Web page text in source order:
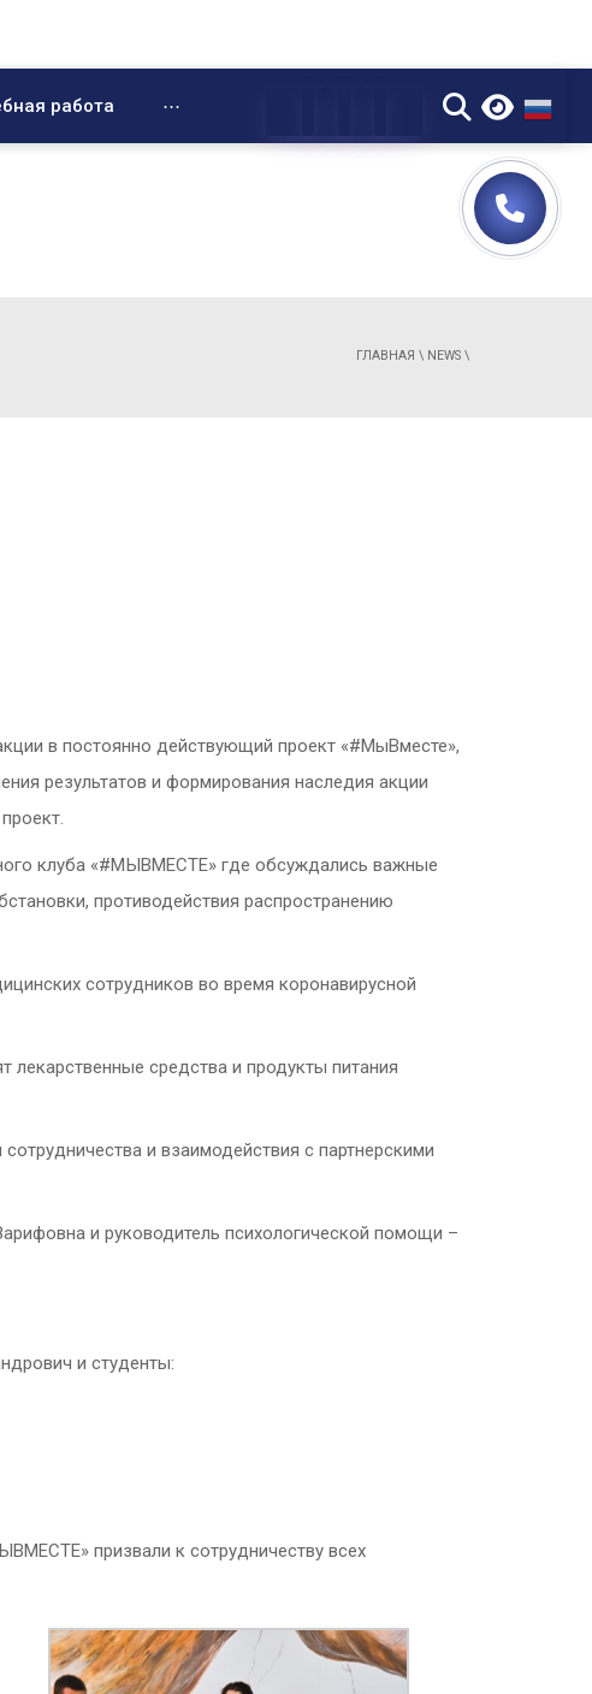
работа ⋯ ▼
ГЛАВНАЯ \ NEWS \
в постоянно действующий проект «#МыВместе»,
результатов и формирования наследия акции
клуба «#МЫВМЕСТЕ» где обсуждались важные
противодействия распространению
сотрудников во время коронавирусной
средства и продукты питания
и взаимодействия с партнерскими
и руководитель психологической помощи –
и студенты:
призвали к сотрудничеству всех